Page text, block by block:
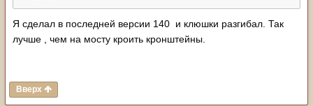
Я сделал в последней версии 140 и клюшки разгибал. Так
лучше , чем на мосту кроить кронштейны.
Вверх